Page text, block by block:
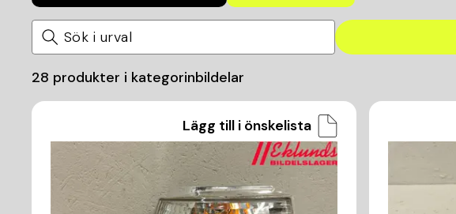
28 produkter i kategorinbildelar
Lägg till i önskelista